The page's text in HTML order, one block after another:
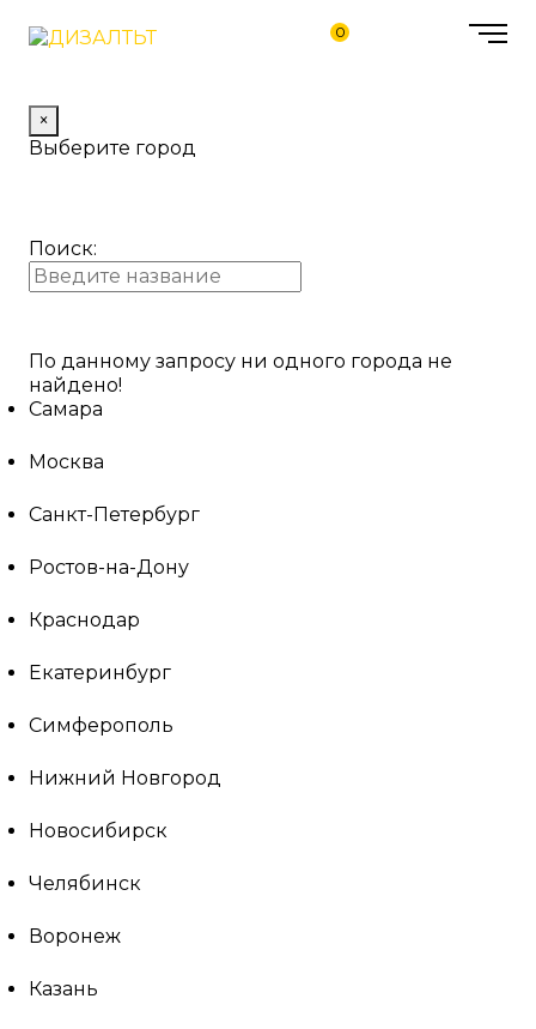
0
×
Выберите город
Поиск:
По данному запросу ни одного города не
найдено!
Самара
Москва
Санкт-Петербург
Ростов-на-Дону
Краснодар
Екатеринбург
Симферополь
Нижний Новгород
Новосибирск
Челябинск
Воронеж
Казань